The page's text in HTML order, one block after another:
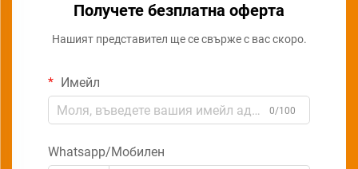
Получете безплатна оферта
Нашият представител ще се свърже с вас скоро.
Имейл
0/100
Whatsapp/Мобилен